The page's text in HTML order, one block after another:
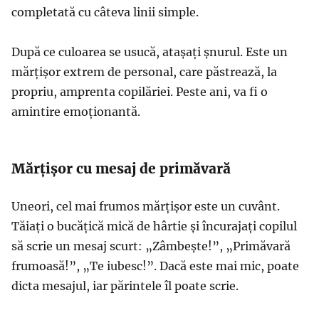
completată cu câteva linii simple.
După ce culoarea se usucă, atașați șnurul. Este un
mărțișor extrem de personal, care păstrează, la
propriu, amprenta copilăriei. Peste ani, va fi o
amintire emoționantă.
Mărțișor cu mesaj de primăvară
Uneori, cel mai frumos mărțișor este un cuvânt.
Tăiați o bucățică mică de hârtie și încurajați copilul
să scrie un mesaj scurt: „Zâmbește!”, „Primăvară
frumoasă!”, „Te iubesc!”. Dacă este mai mic, poate
dicta mesajul, iar părintele îl poate scrie.